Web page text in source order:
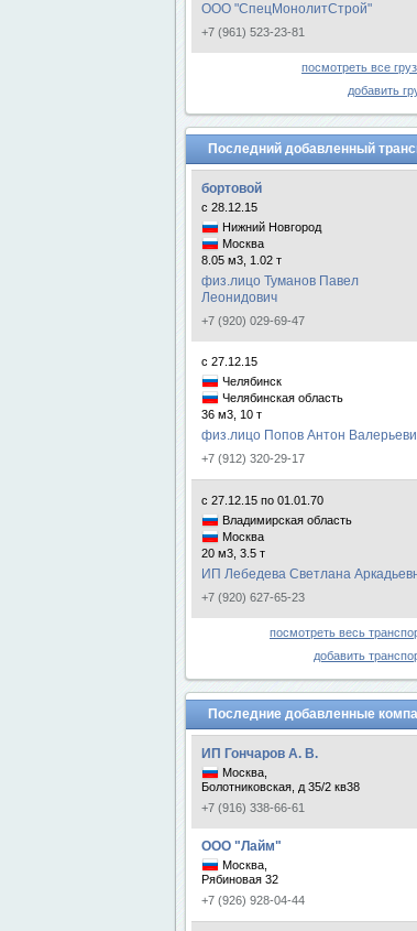
ООО "СпецМонолитСтрой"
+7 (961) 523-23-81
посмотреть все
добавить
Последний добавленный
бортовой
с 28.12.15
Нижний Новгород
Москва
8.05 м3, 1.02 т
физ.лицо Туманов Павел
Леонидович
+7 (920) 029-69-47
с 27.12.15
Челябинск
Челябинская область
36 м3, 10 т
физ.лицо Попов Антон
+7 (912) 320-29-17
с 27.12.15 по 01.01.70
Владимирская область
Москва
20 м3, 3.5 т
ИП Лебедева Светлана
+7 (920) 627-65-23
посмотреть весь
добавить
Последние добавленные
ИП Гончаров А. В.
Москва,
Болотниковская, д 35/2 кв38
+7 (916) 338-66-61
ООО "Лайм"
Москва,
Рябиновая 32
+7 (926) 928-04-44